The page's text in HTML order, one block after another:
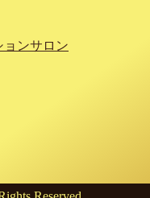
ンサロン